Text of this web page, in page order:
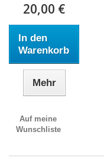
20,00 €
In den
Warenkorb
Mehr
Auf meine
Wunschliste